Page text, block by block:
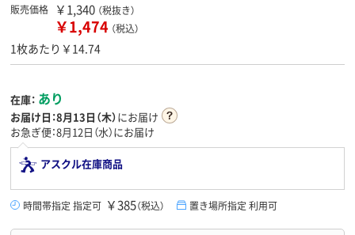
販売価格 ￥1,340 （税抜き）
￥1,474 （税込）
1枚あたり￥14.74
在庫： あり
お届け日：8月13日（木）にお届け
お急ぎ便：8月12日（水）にお届け
アスクル在庫商品
時間帯指定 指定可 ￥385（税込） 置き場所指定 利用可